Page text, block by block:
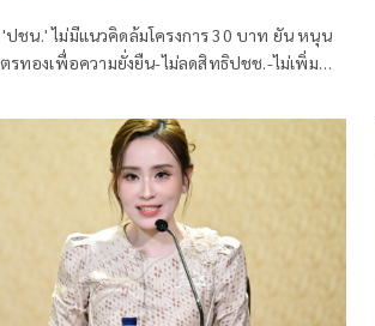
'ปชน.' ไม่มีแนวคิดล้มโครงการ 30 บาท ยัน หนุน
รทองเพื่อความยั่งยืน-ไม่ลดสิทธิปชช.-ไม่เพิ่ม
วนร่วมมากขึ้น